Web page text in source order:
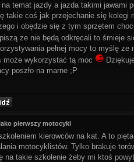
na temat jazdy a jazda takimi jawami
takie coś jak przejechanie się
i obędzie się z tym sprzętem
ze nie będą odkręcali to śmieje
pełnej mocy to myślę
może wykorzystać tą moc
poszło na marne ;P
pierwszy motocykl
kierowców na kat. A to
motocyklistów. Tylko brakuje
na takie szkolenie żeby mi ktoś